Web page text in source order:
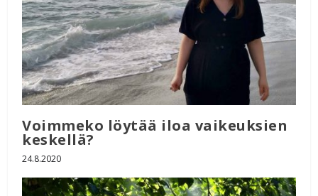
Voimmeko löytää iloa vaikeuksien
keskellä?
24.8.2020